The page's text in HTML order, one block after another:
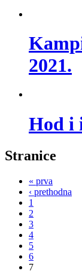
2021.
Hod i
Stranice
« prva
‹ prethodna
1
2
3
4
5
6
7